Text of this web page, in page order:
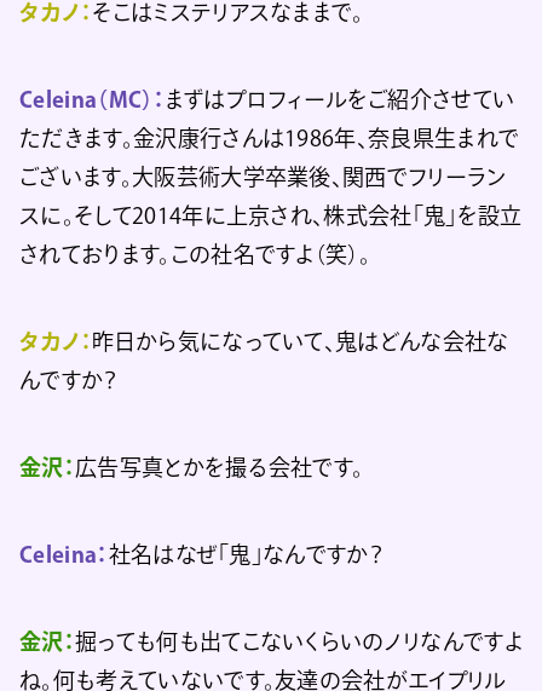
タカノ： そこはミステリアスなままで。
Celeina（MC）： まずはプロフィールをご紹介させてい
ただきます。金沢康行さんは1986年、奈良県生まれで
ございます。大阪芸術大学卒業後、関西でフリーラン
スに。そして2014年に上京され、株式会社「鬼」を設立
されております。この社名ですよ（笑）。
タカノ： 昨日から気になっていて、鬼はどんな会社な
んですか？
金沢： 広告写真とかを撮る会社です。
Celeina： 社名はなぜ「鬼」なんですか？
金沢：掘っても何も出てこないくらいのノリなんですよ
ね。何も考えていないです。友達の会社がエイプリル